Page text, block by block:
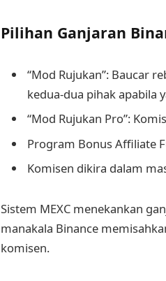
Pilihan Ganjaran
“Mod Rujukan”: Baucar
kedua-dua pihak apabila
“Mod Rujukan Pro”:
Program Bonus Affiliate
Komisen dikira dalam
Sistem MEXC menekankan
manakala Binance
komisen.